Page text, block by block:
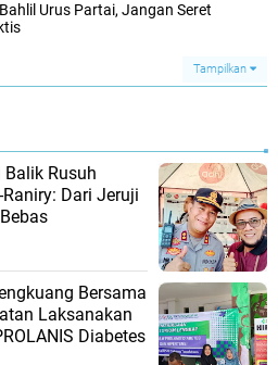
Urus Partai, Jangan Seret
Tampilkan
Rusuh
Dari Jeruji
Bersama
Laksanakan
Diabetes